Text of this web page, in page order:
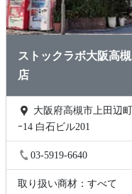
ストックラボ大阪高槻
店
ｰ14 白石ビル201
03-5919-6640
取り扱い商材：すべて